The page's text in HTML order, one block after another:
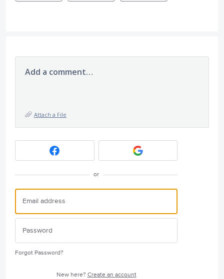
Add a comment…
Attach a File
or
Forgot Password?
New here? Create an account